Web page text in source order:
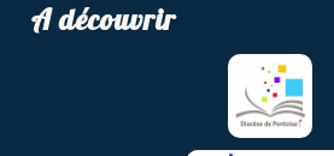
A découvrir